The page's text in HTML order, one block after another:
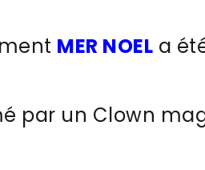
MER NOEL a
par un Clown